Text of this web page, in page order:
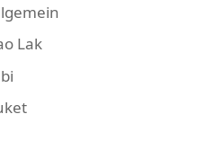
Lak